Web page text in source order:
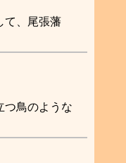
て、尾張藩
つ鳥のような